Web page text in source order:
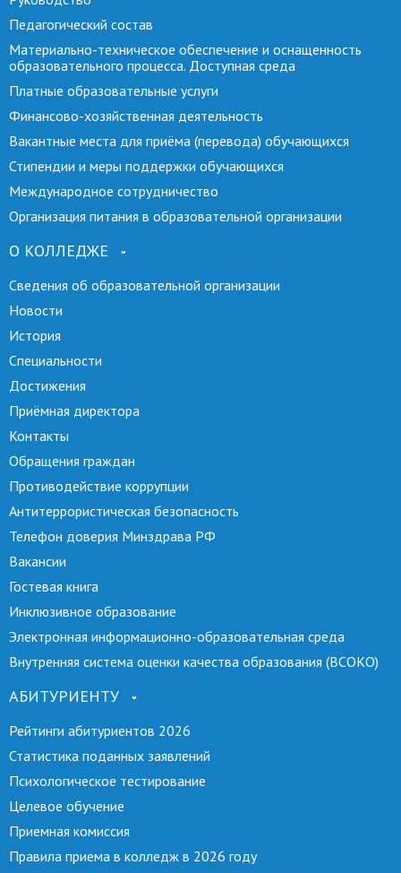
Педагогический состав
Материально-техническое обеспечение и оснащенность
образовательного процесса. Доступная среда
Платные образовательные услуги
Финансово-хозяйственная деятельность
Вакантные места для приёма (перевода) обучающихся
Стипендии и меры поддержки обучающихся
Международное сотрудничество
Организация питания в образовательной организации
О КОЛЛЕДЖЕ
Сведения об образовательной организации
Новости
История
Специальности
Достижения
Приёмная директора
Контакты
Обращения граждан
Противодействие коррупции
Антитеррористическая безопасность
Телефон доверия Минздрава РФ
Вакансии
Гостевая книга
Инклюзивное образование
Электронная информационно-образовательная среда
Внутренняя система оценки качества образования (ВСОКО)
АБИТУРИЕНТУ
Рейтинги абитуриентов 2026
Статистика поданных заявлений
Психологическое тестирование
Целевое обучение
Приемная комиссия
Правила приема в колледж в 2026 году